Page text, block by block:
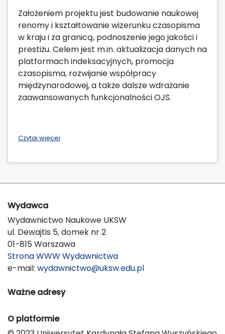
Założeniem projektu jest budowanie naukowej
renomy i kształtowanie wizerunku czasopisma
w kraju i za granicą, podnoszenie jego jakości i
prestiżu. Celem jest m.in. aktualizacja danych na
platformach indeksacyjnych, promocja
czasopisma, rozwijanie współpracy
międzynarodowej, a także dalsze wdrażanie
zaawansowanych funkcjonalności OJS.
Czytaj więcej
Wydawca
Wydawnictwo Naukowe UKSW
ul. Dewajtis 5, domek nr 2
01-815 Warszawa
Strona WWW Wydawnictwa
e-mail: wydawnictwo@uksw.edu.pl
Ważne adresy
O platformie